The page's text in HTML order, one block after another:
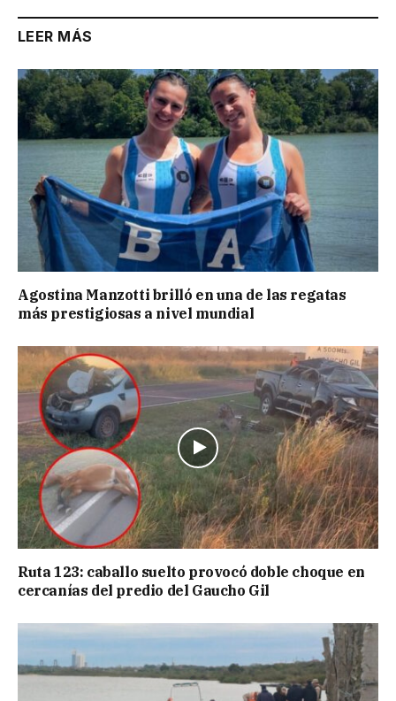
LEER MÁS
Agostina Manzotti brilló en una de las regatas
más prestigiosas a nivel mundial
Ruta 123: caballo suelto provocó doble choque en
cercanías del predio del Gaucho Gil